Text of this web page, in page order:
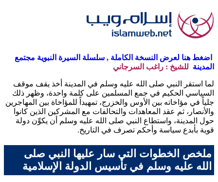
اضغط هنا لعرض النسخة الكاملة , سلسلة السيرة النبوية مجتمع
المدينة للشيخ : راغب السرجاني
لما استقر النبي صلى الله عليه وسلم في المدينة أخذ يقف موقف
السياسي الحكيم في جمع المسلمين على كلمة واحدة، وظهر ذلك
جلياً في مؤاخاته بين الأوس والخزرج، تمهيداً للمؤاخاة بين المهاجرين
والأنصار، ثم عقد المعاهدات والتحالفات مع المشركين الذين كانوا
حول المدينة، واستطاع النبي صلى الله عليه وسلم أن يكوِّن دولة
قوية بأبدع سياسة وأحكم تصرف في التاريخ.
ملخص الخطوات التي سار عليها النبي صلى
الله عليه وسلم في تأسيس الدولة الإسلامية